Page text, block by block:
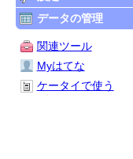
データの管理
関連ツール
Myはてな
ケータイで使う